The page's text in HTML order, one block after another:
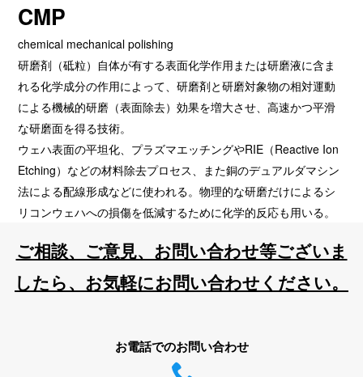
CMP
chemical mechanical polishing
研磨剤（砥粒）自体が有する表面化学作用または研磨液に含ま
れる化学成分の作用によって、研磨剤と研磨対象物の相対運動
による機械的研磨（表面除去）効果を増大させ、高速かつ平滑
な研磨面を得る技術。
ウェハ表面の平坦化、プラズマエッチングやRIE（Reactive Ion
Etching）などの材料除去プロセス、また銅のデュアルダマシン
法による配線形成などに使われる。物理的な研磨だけによるシ
リコンウェハへの損傷を低減するために化学的反応も用いる。
ご相談、ご意見、お問い合わせ等ございま
したら、お気軽にお問い合わせください。
お電話でのお問い合わせ